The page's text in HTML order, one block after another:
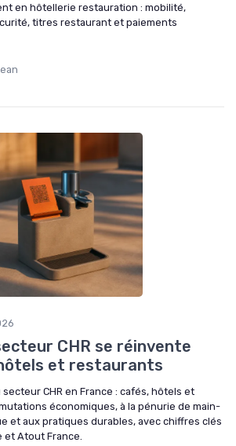
en hôtellerie restauration : mobilité,
titres restaurant et paiements
CHR se réinvente
et restaurants
CHR en France : cafés, hôtels et
économiques, à la pénurie de main-
et aux pratiques durables, avec chiffres clés
et Atout France.